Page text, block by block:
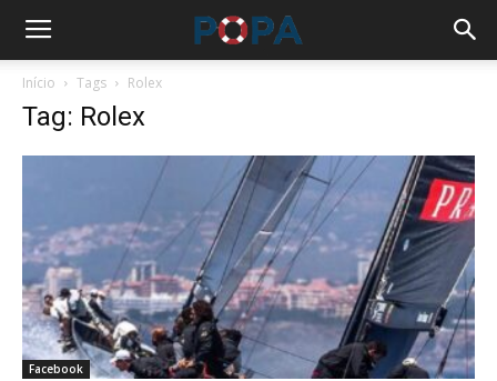
Início Tags Rolex
Tag: Rolex
Facebook